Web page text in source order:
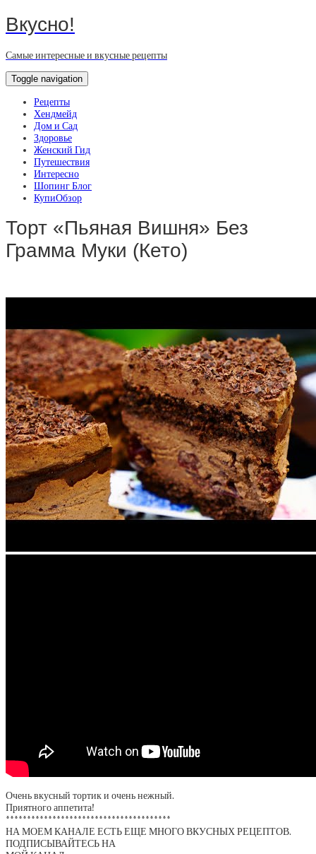
Вкусно!
Самые интересные и вкусные рецепты
Toggle navigation
Рецепты
Хендмейд
Дом и Сад
Здоровье
Женский Гид
Путешествия
Интересно
Шопинг Блог
КупиОбзор
Торт «Пьяная Вишня» Без
Грамма Муки (Кето)
Очень вкусный тортик и очень нежный.
Приятного аппетита!
***************************************
НА МОЕМ КАНАЛЕ ЕСТЬ ЕЩЕ МНОГО ВКУСНЫХ РЕЦЕПТОВ.
ПОДПИСЫВАЙТЕСЬ НА